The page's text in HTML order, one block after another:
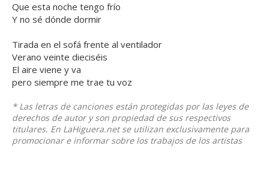
Que esta noche tengo frío
Y no sé dónde dormir
Tirada en el sofá frente al ventilador
Verano veinte dieciséis
El aire viene y va
pero siempre me trae tu voz
* Las letras de canciones están protegidas por las leyes de
derechos de autor y son propiedad de sus respectivos
titulares. En LaHiguera.net se utilizan exclusivamente para
promocionar e informar sobre los trabajos de los artistas